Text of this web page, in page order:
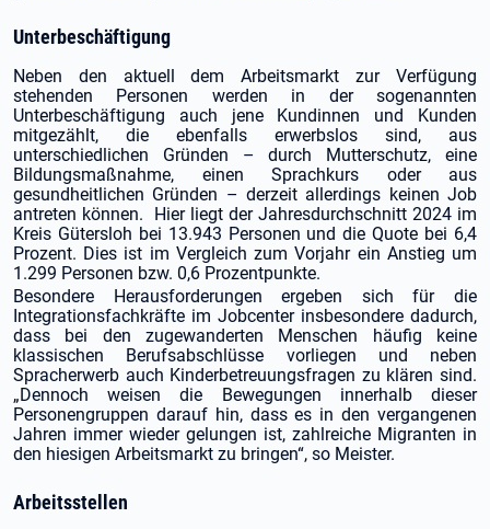
Unterbeschäftigung
Neben den aktuell dem Arbeitsmarkt zur Verfügung
stehenden Personen werden in der sogenannten
Unterbeschäftigung auch jene Kundinnen und Kunden
mitgezählt, die ebenfalls erwerbslos sind, aus
unterschiedlichen Gründen – durch Mutterschutz, eine
Bildungsmaßnahme, einen Sprachkurs oder aus
gesundheitlichen Gründen – derzeit allerdings keinen Job
antreten können. Hier liegt der Jahresdurchschnitt 2024 im
Kreis Gütersloh bei 13.943 Personen und die Quote bei 6,4
Prozent. Dies ist im Vergleich zum Vorjahr ein Anstieg um
1.299 Personen bzw. 0,6 Prozentpunkte.
Besondere Herausforderungen ergeben sich für die
Integrationsfachkräfte im Jobcenter insbesondere dadurch,
dass bei den zugewanderten Menschen häufig keine
klassischen Berufsabschlüsse vorliegen und neben
Spracherwerb auch Kinderbetreuungsfragen zu klären sind.
„Dennoch weisen die Bewegungen innerhalb dieser
Personengruppen darauf hin, dass es in den vergangenen
Jahren immer wieder gelungen ist, zahlreiche Migranten in
den hiesigen Arbeitsmarkt zu bringen“, so Meister.
Arbeitsstellen